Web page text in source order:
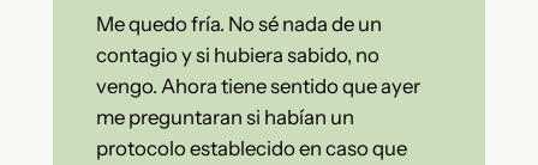
Me quedo fría. No sé nada de un
contagio y si hubiera sabido, no
vengo. Ahora tiene sentido que ayer
me preguntaran si habían un
protocolo establecido en caso que